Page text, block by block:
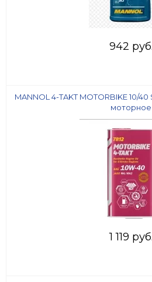
942 руб.
MANNOL 4-TAKT MOTORBIKE 10/
моторное
1 119 руб.